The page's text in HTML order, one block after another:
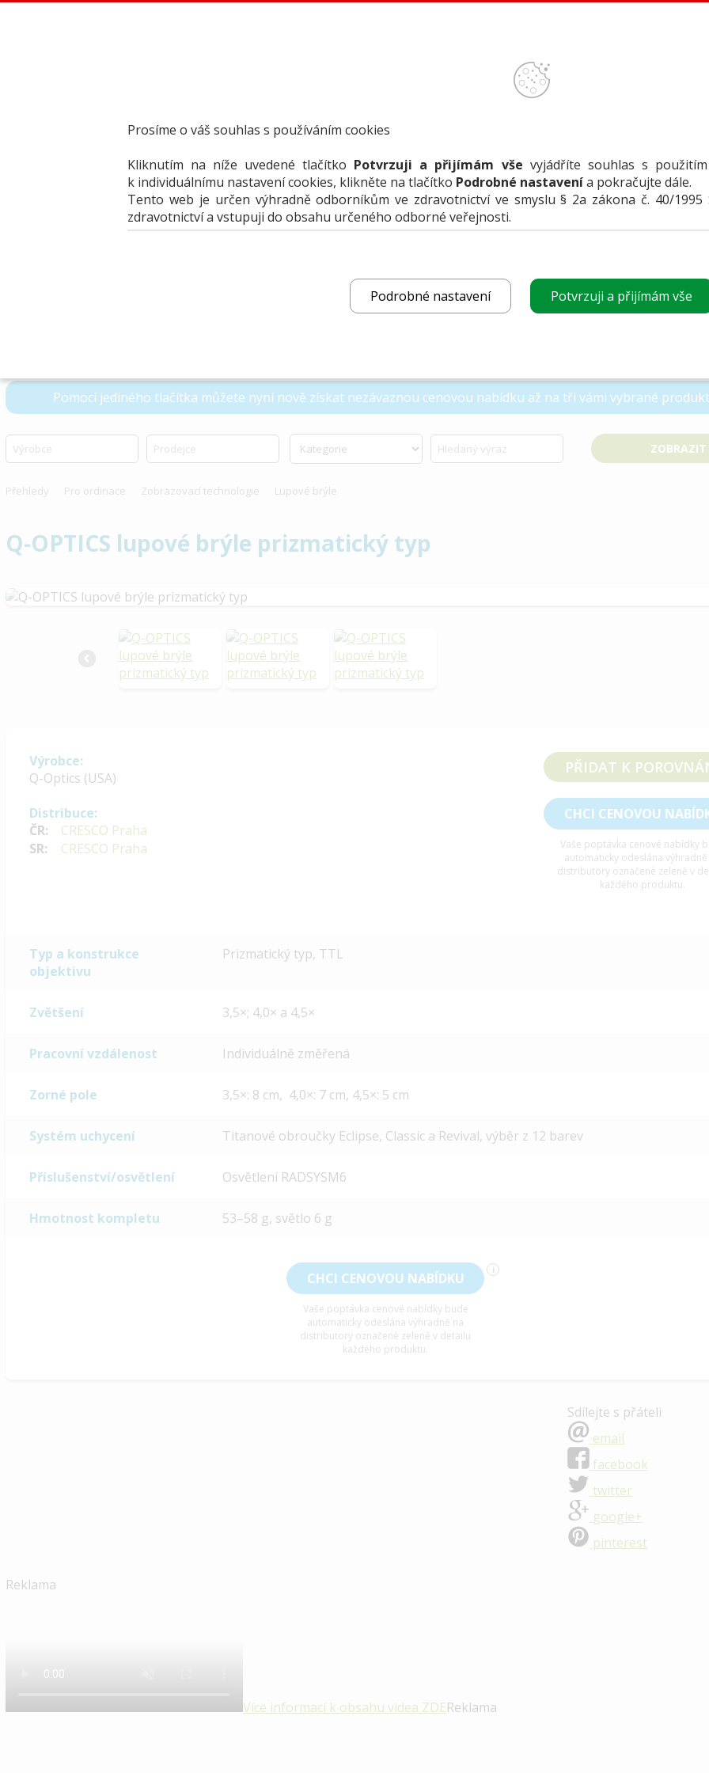
Předplatné / el. verze časopisů
Archiv katalogů Jak portál funguje
vyberte produkt
k porovnání
POROVNAT
Pomocí jediného tlačítka můžete nyní nově získat nezávaznou cenovou nabídku až na tři vámi vybrané
Přehledy Pro ordinace Zobrazovací technologie Lupové brýle
Q-OPTICS lupové brýle prizmatický typ
Výrobce:
Q-Optics (USA)
Distribuce:
ČR:
CRESCO Praha
SR:
CRESCO Praha
PŘIDAT K
CHCI CENOVOU
Vaše poptávka cenové nabídky
automaticky odeslána
distributory označené zeleně v
každého produktu.
Typ a konstrukce
objektivu
Prizmatický typ, TTL
Zvětšení 3,5×; 4,0× a 4,5×
Pracovní vzdálenost Individuálně změřená
Zorné pole 3,5×: 8 cm, 4,0×: 7 cm, 4,5×: 5 cm
Systém uchycení Titanové obroučky Eclipse, Classic a Revival, výběr z 12 barev
Příslušenství/osvětlení Osvětlení RADSYSM6
Hmotnost kompletu 53–58 g, světlo 6 g
CHCI CENOVOU NABÍDKU i
Vaše poptávka cenové nabídky bude
automaticky odeslána výhradně na
distributory označené zeleně v detailu
každého produktu.
Sdílejte s přáteli
email
facebook
twitter
google+
pinterest
Reklama
Více informací k obsahu videa ZDEReklama
Prosíme o váš souhlas s používáním cookies
Kliknutím na níže uvedené tlačítko Potvrzuji a přijímám vše vyjádříte souhlas s
k individuálnímu nastavení cookies, klikněte na tlačítko Podrobné nastavenía pokračujte dále.
Tento web je určen výhradně odborníkům ve zdravotnictví ve smyslu § 2a zákona č. 40/
zdravotnictví a vstupuji do obsahu určeného odborné veřejnosti.
Podrobné nastavení Potvrzuji a přijímám vše